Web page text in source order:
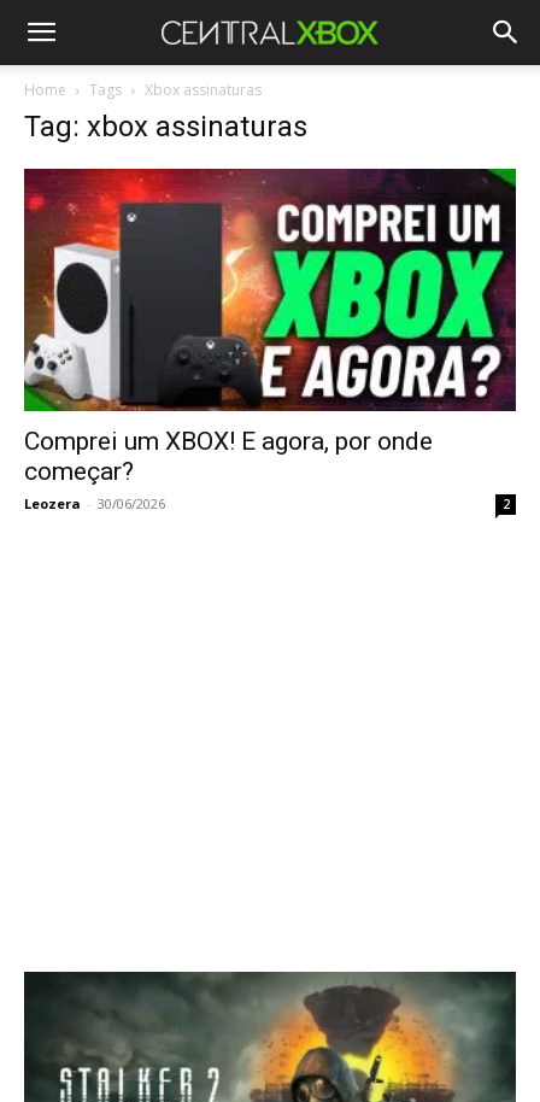
Home Tags Xbox assinaturas
Tag: xbox assinaturas
Comprei um XBOX! E agora, por onde
começar?
Leozera - 30/06/2026 2